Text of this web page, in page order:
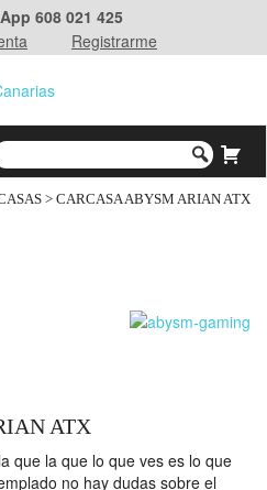
608 021 425
Registrarme
> CARCASA ABYSM ARIAN ATX
ATX
que la que lo que ves es lo que
no hay dudas sobre el